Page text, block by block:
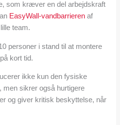
som kræver en del arbejdskraft
EasyWall-vandbarrieren af
team.
personer i stand til at montere
kort tid.
ikke kun den fysiske
sikrer også hurtigere
og giver kritisk beskyttelse, når